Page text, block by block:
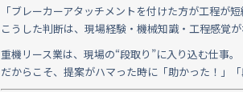
「ブレーカーアタッチメントを付けた方が工程が短
こうした判断は、現場経験・機械知識・工程感覚
重機リース業は、現場の“段取り”に入り込む仕事。
だからこそ、提案がハマった時に「助かった！」